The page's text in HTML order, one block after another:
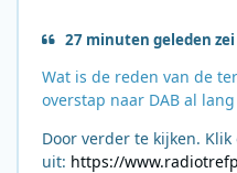
27 minuten geleden
Wat is de reden van de
overstap naar DAB al
Door verder te kijken.
uit: https://